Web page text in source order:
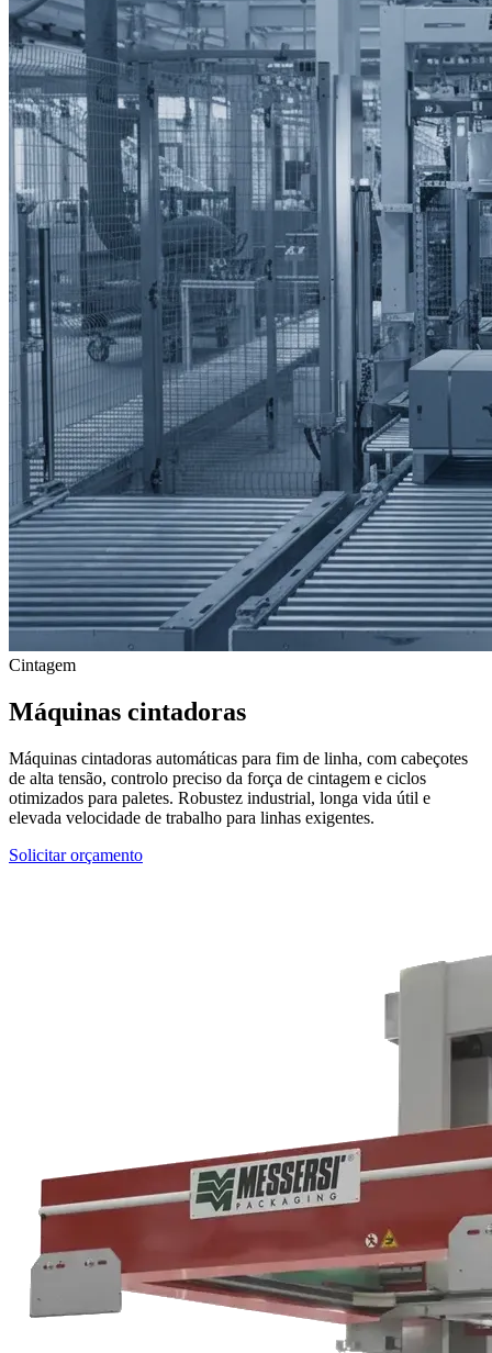
Cintagem
Máquinas cintadoras
Máquinas cintadoras automáticas para fim de linha, com cabeçotes
de alta tensão, controlo preciso da força de cintagem e ciclos
otimizados para paletes. Robustez industrial, longa vida útil e
elevada velocidade de trabalho para linhas exigentes.
Solicitar orçamento